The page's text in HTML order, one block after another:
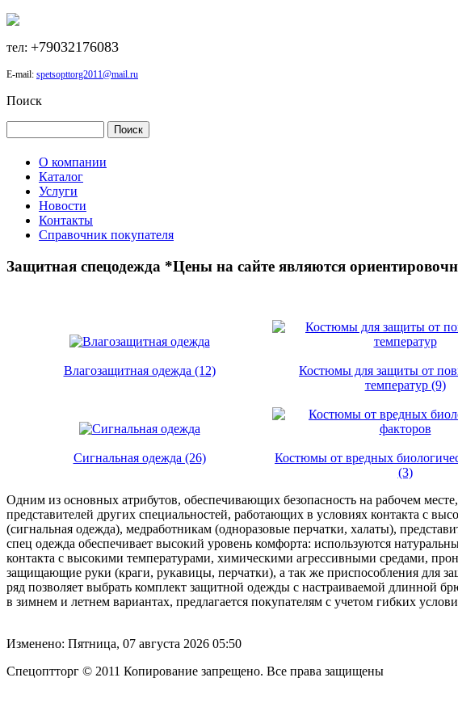
тел: +79032176083
E-mail: spetsopttorg2011@mail.ru
Поиск
О компании
Каталог
Услуги
Новости
Контакты
Справочник покупателя
Защитная спецодежда *Цены на сайте являются
Влагозащитная одежда (12)
Костюмы для защиты от
температур (9)
Сигнальная одежда (26)
Костюмы от вредных
(3)
Одним из основных атрибутов, обеспечивающих безопасность на рабочем
представителей других специальностей, работающих в условиях контакта с
(сигнальная одежда), медработникам (одноразовые перчатки, халаты),
спец одежда обеспечивает высокий уровень комфорта: используются
контакта с высокими температурами, химическими агрессивными средами,
защищающие руки (краги, рукавицы, перчатки), а так же приспособления для
ряд позволяет выбрать комплект защитной одежды с настраиваемой длинной
в зимнем и летнем вариантах, предлагается покупателям с учетом гибких
Изменено: Пятница, 07 августа 2026 05:50
Спецоптторг © 2011 Копирование запрещено. Все права защищены